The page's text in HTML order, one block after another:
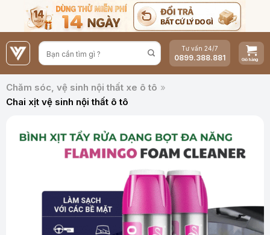
nội
dung
Tư vấn 24/7
0899.388.881
Chăm sóc, vệ sinh nội thất xe ô tô »
Chai xịt vệ sinh nội thất ô tô